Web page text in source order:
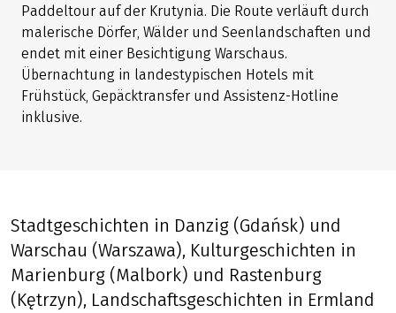
Paddeltour auf der Krutynia. Die Route verläuft durch
malerische Dörfer, Wälder und Seenlandschaften und
endet mit einer Besichtigung Warschaus.
Übernachtung in landestypischen Hotels mit
Frühstück, Gepäcktransfer und Assistenz-Hotline
inklusive.
Stadtgeschichten in Danzig (Gdańsk) und
Warschau (Warszawa), Kulturgeschichten in
Marienburg (Malbork) und Rastenburg
(Kętrzyn), Landschaftsgeschichten in Ermland